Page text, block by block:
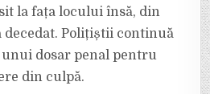
la fața locului însă, din
Polițiștii continuă
dosar penal pentru
din culpă.